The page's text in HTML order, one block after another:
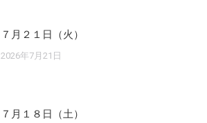
７月２１日（火）
2026年7月21日
７月１８日（土）